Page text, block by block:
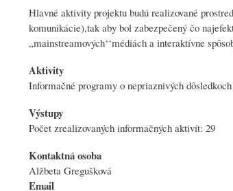
Hlavné aktivity projektu budú realizované
komunikácie),tak aby bol zabezpečený čo
„mainstreamových‘‘médiách a interaktívne
Aktivity
Informačné programy o nepriaznivých
Výstupy
Počet zrealizovaných informačných aktivít: 29
Kontaktná osoba
Alžbeta Gregušková
Email